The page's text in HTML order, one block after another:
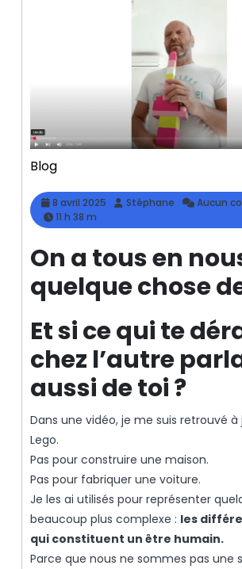
Blog
8 avril 2025
8
2025
Stéphane Stéphane
Aucun
11 h 38 m
On a tous en
quelque chose
Et si ce qui te
chez l’autre
aussi de toi ?
Dans une vidéo, je me suis retrouvé à jouer avec des
Lego.
Pas pour construire une maison.
Pas pour fabriquer une voiture.
Je les ai utilisés pour représenter
beaucoup plus complexe : les
qui constituent un être humain.
Parce que nous ne sommes pas une